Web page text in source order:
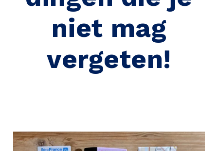
niet mag
vergeten!